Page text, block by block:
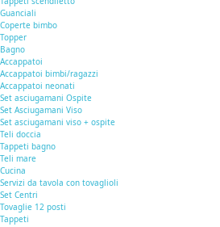
Guanciali
Coperte bimbo
Topper
Bagno
Accappatoi
Accappatoi bimbi/ragazzi
Accappatoi neonati
Set asciugamani Ospite
Set Asciugamani Viso
Set asciugamani viso + ospite
Teli doccia
Tappeti bagno
Teli mare
Cucina
Servizi da tavola con tovaglioli
Set Centri
Tovaglie 12 posti
Tappeti